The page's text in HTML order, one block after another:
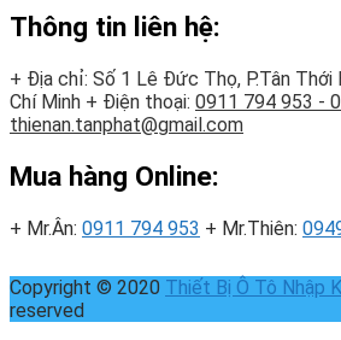
Thông tin liên hệ:
+ Địa chỉ: Số 1 Lê Đức Thọ, P.Tân Thới
Chí Minh + Điện thoại: 0911 794 953 -
thienan.tanphat@gmail.com
Mua hàng Online:
+ Mr.Ân: 0911 794 953 + Mr.Thiên:
Copyright © 2020 Thiết Bị Ô Tô Nhập
reserved